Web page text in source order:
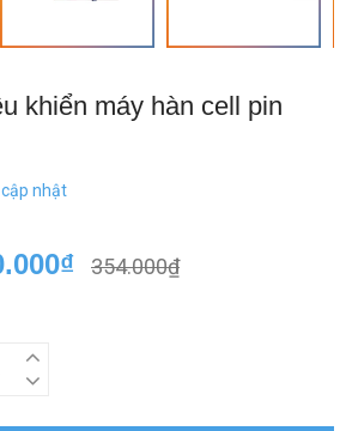
khiển máy hàn cell pin
nhật
354.000₫